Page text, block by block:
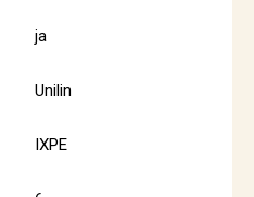
ja
Unilin
IXPE